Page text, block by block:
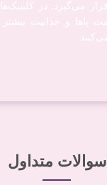
سوالات متداول